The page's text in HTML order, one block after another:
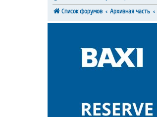
Список форумов Архивная часть